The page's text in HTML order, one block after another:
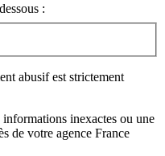
:
abusif est strictement
informations inexactes ou une
de votre agence France